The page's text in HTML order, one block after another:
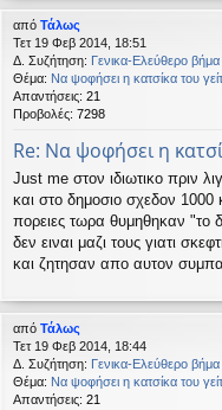
από Τάλως
Τετ 19 Φεβ 2014, 18:51
Δ. Συζήτηση: Γενικα-Ελεύθερο βήμα
Θέμα: Να ψοφήσει η κατσίκα του
Απαντήσεις: 21
Προβολές: 7298
Re: Να ψοφήσει η
Just me στον ιδιωτικο πριν
και στο δημοσιο σχεδον 1000
πορειες τωρα θυμηθηκαν "το
δεν ειναι μαζι τους γιατι
και ζητησαν απο αυτον
από Τάλως
Τετ 19 Φεβ 2014, 18:44
Δ. Συζήτηση: Γενικα-Ελεύθερο βήμα
Θέμα: Να ψοφήσει η κατσίκα του
Απαντήσεις: 21